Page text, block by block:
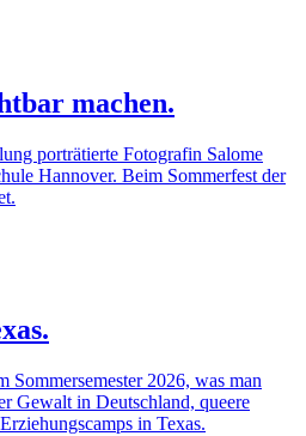
machen.
porträtierte Fotografin Salome
Hannover. Beim Sommerfest der
Sommersemester 2026, was man
Gewalt in Deutschland, queere
in Texas.